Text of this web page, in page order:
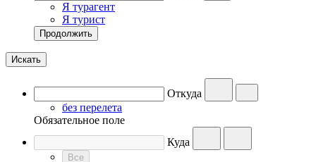
Я турагент
Я турист
Продолжить
Искать
Откуда
без перелета
Обязательное поле
Куда
Все